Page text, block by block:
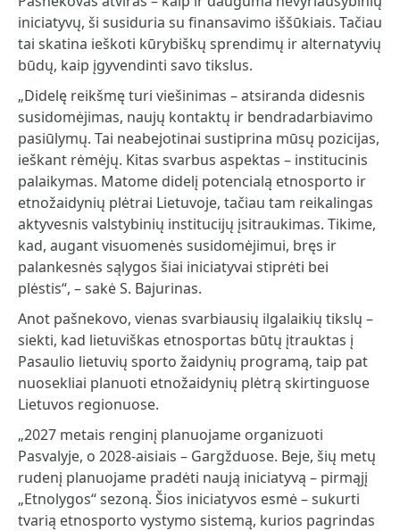
iniciatyvų, ši susiduria su finansavimo iššūkiais. Tačiau
tai skatina ieškoti kūrybiškų sprendimų ir alternatyvių
būdų, kaip įgyvendinti savo tikslus.
„Didelę reikšmę turi viešinimas – atsiranda didesnis
susidomėjimas, naujų kontaktų ir bendradarbiavimo
pasiūlymų. Tai neabejotinai sustiprina mūsų pozicijas,
ieškant rėmėjų. Kitas svarbus aspektas – institucinis
palaikymas. Matome didelį potencialą etnosporto ir
etnožaidynių plėtrai Lietuvoje, tačiau tam reikalingas
aktyvesnis valstybinių institucijų įsitraukimas. Tikime,
kad, augant visuomenės susidomėjimui, bręs ir
palankesnės sąlygos šiai iniciatyvai stiprėti bei
plėstis“, – sakė S. Bajurinas.
Anot pašnekovo, vienas svarbiausių ilgalaikių tikslų –
siekti, kad lietuviškas etnosportas būtų įtrauktas į
Pasaulio lietuvių sporto žaidynių programą, taip pat
nuosekliai planuoti etnožaidynių plėtrą skirtinguose
Lietuvos regionuose.
„2027 metais renginį planuojame organizuoti
Pasvalyje, o 2028-aisiais – Gargžduose. Beje, šių metų
rudenį planuojame pradėti naują iniciatyvą – pirmąjį
„Etnolygos“ sezoną. Šios iniciatyvos esmė – sukurti
tvarią etnosporto vystymo sistemą, kurios pagrindas